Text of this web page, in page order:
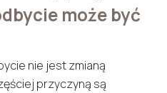
może być
nie jest zmianą
przyczyną są